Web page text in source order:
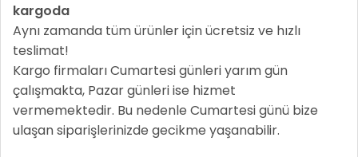
kargoda
Aynı zamanda tüm ürünler için ücretsiz ve hızlı
teslimat!
Kargo firmaları Cumartesi günleri yarım gün
çalışmakta, Pazar günleri ise hizmet
vermemektedir. Bu nedenle Cumartesi günü bize
ulaşan siparişlerinizde gecikme yaşanabilir.